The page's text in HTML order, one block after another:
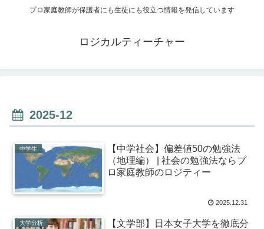
プロ家庭教師が保護者にも生徒にも役立つ情報を発信しています
ロジカルティーチャー
2025-12
中学生
【中学社会】偏差値50の勉強法
（地理編） | 社会の勉強法ならプ
ロ家庭教師のロジティー
2025.12.31
大学分析
【文学部】日本女子大学を徹底分